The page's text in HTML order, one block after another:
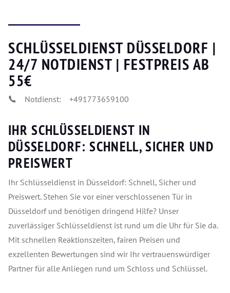
SCHLÜSSELDIENST DÜSSELDORF |
24/7 NOTDIENST | FESTPREIS AB
55€
Notdienst: +491773659100
IHR SCHLÜSSELDIENST IN
DÜSSELDORF: SCHNELL, SICHER UND
PREISWERT
Ihr Schlüsseldienst in Düsseldorf: Schnell, Sicher und
Preiswert. Stehen Sie vor einer verschlossenen Tür in
Düsseldorf und benötigen dringend Hilfe? Unser
zuverlässiger Schlüsseldienst ist rund um die Uhr für Sie da.
Mit schnellen Reaktionszeiten, fairen Preisen und
exzellenten Bewertungen sind wir Ihr vertrauenswürdiger
Partner für alle Anliegen rund um Schloss und Schlüssel.